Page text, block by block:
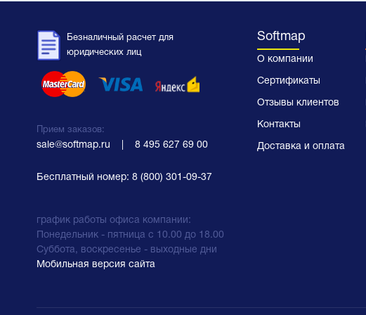
Безналичный расчет для
юридических лиц
Прием заказов:
sale@softmap.ru 8 495 627 69 00
Бесплатный номер: 8 (800) 301-09-37
график работы офиса компании:
Понедельник - пятница с 10.00 до 18.00
Суббота, воскресенье - выходные дни
Softmap
О компании
Сертификаты
Отзывы клиентов
Контакты
Доставка и оплата
Мобильная версия сайта